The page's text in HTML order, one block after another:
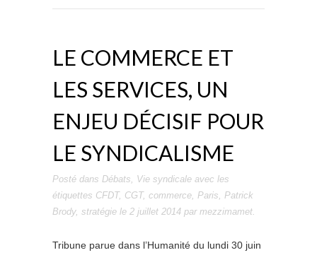
LE COMMERCE ET
LES SERVICES, UN
ENJEU DÉCISIF POUR
LE SYNDICALISME
Posté dans Débats, Vie syndicale avec les
étiquettes CFDT, CGT, commerce, Paris, Patrick
Brody, stratégie le 2 juillet 2014 par mezzimamet.
Tribune parue dans l’Humanité du lundi 30 juin